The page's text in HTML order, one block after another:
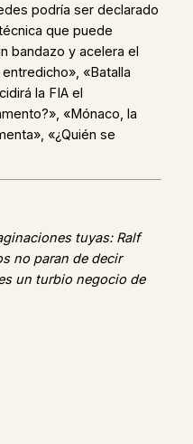
podría ser declarado
técnica que puede
bandazo y acelera el
«Batalla
la FIA el
«Mónaco, la
«¿Quién se
tuyas: Ralf
no paran de decir
un turbio negocio de